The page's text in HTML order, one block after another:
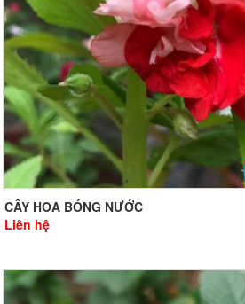
CÂY HOA BÓNG NƯỚC
Liên hệ